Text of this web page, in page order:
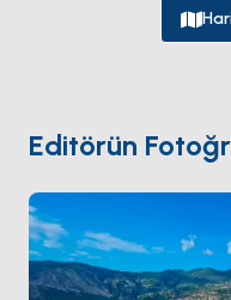
charter üssü olarak
(110 iskele) ve şehir
Yunan bölgelerinden
taş inşa köylerle
bakan tarafta küçük
Mylopotamos
Skiathos'tan yelkenle
arası açık.
Editörün